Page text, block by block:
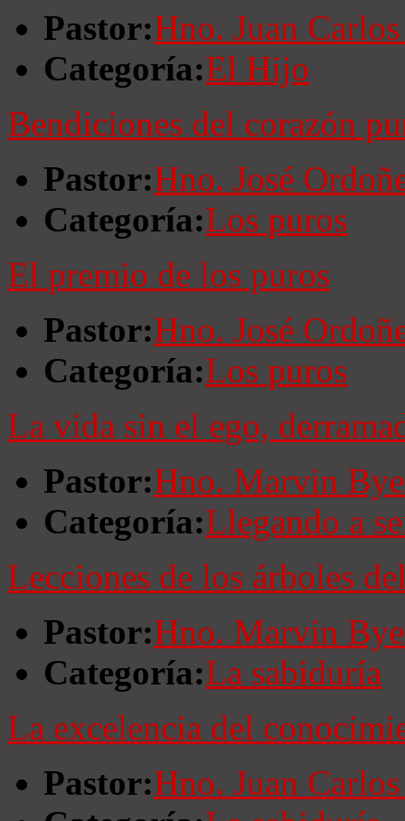
Pastor:Hno. Juan
Categoría:El Hijo
Bendiciones del corazón
Pastor:Hno. José
Categoría:Los puros
El premio de los puros
Pastor:Hno. José
Categoría:Los puros
La vida sin el ego,
Pastor:Hno. Marvin
Categoría:Llegando a
Lecciones de los árboles
Pastor:Hno. Marvin
Categoría:La sabiduría
La excelencia del
Pastor:Hno. Juan